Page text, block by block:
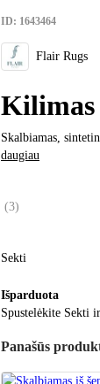
ID: 1643464
Flair Rugs
Kilimas
Skalbiamas,
daugiau
(3)
Sekti
Išparduota
Spustelėkite Sekti
Panašūs